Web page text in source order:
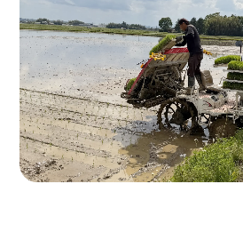
プロダクトポリ
レシピ
スカイ・フード
お問い合わせ